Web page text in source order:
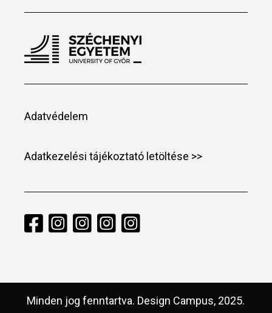
Adatvédelem
Adatkezelési tájékoztató letöltése >>
Minden jog fenntartva. Design Campus, 2025.